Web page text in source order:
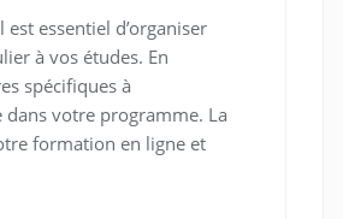
essentiel d’organiser
à vos études. En
spécifiques à
dans votre programme. La
formation en ligne et